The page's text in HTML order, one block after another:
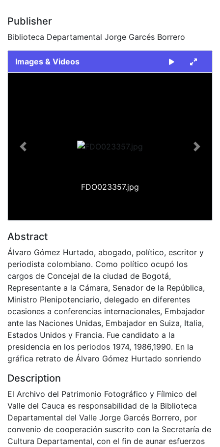
Publisher
Biblioteca Departamental Jorge Garcés Borrero
Images & Videos
FDO023357.jpg
Previous Next
Abstract
Álvaro Gómez Hurtado, abogado, político, escritor y
periodista colombiano. Como político ocupó los
cargos de Concejal de la ciudad de Bogotá,
Representante a la Cámara, Senador de la República,
Ministro Plenipotenciario, delegado en diferentes
ocasiones a conferencias internacionales, Embajador
ante las Naciones Unidas, Embajador en Suiza, Italia,
Estados Unidos y Francia. Fue candidato a la
presidencia en los periodos 1974, 1986,1990. En la
gráfica retrato de Álvaro Gómez Hurtado sonriendo
Description
El Archivo del Patrimonio Fotográfico y Fílmico del
Valle del Cauca es responsabilidad de la Biblioteca
Departamental del Valle Jorge Garcés Borrero, por
convenio de cooperación suscrito con la Secretaría de
Cultura Departamental, con el fin de aunar esfuerzos